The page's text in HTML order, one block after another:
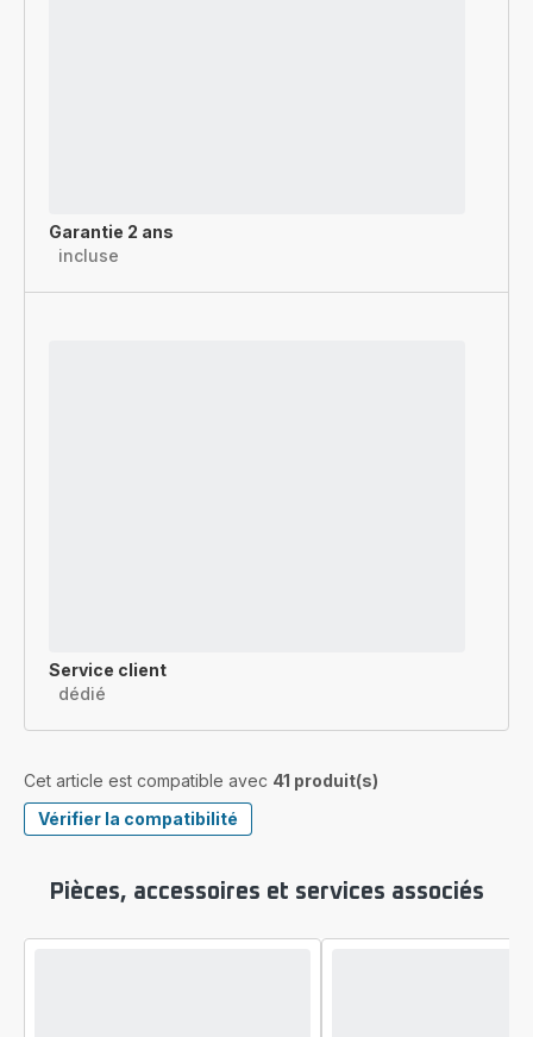
Garantie 2 ans
incluse
Service client
dédié
Cet article est compatible avec 41 produit(s)
Vérifier la compatibilité
Pièces, accessoires et services associés